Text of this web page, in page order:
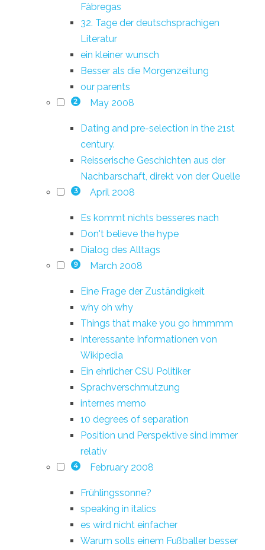
Fàbregas
32. Tage der deutschsprachigen
Literatur
ein kleiner wunsch
Besser als die Morgenzeitung
our parents
2 May 2008
Dating and pre-selection in the 21st
century.
Reisserische Geschichten aus der
Nachbarschaft, direkt von der Quelle
3 April 2008
Es kommt nichts besseres nach
Don't believe the hype
Dialog des Alltags
9 March 2008
Eine Frage der Zuständigkeit
why oh why
Things that make you go hmmmm
Interessante Informationen von
Wikipedia
Ein ehrlicher CSU Politiker
Sprachverschmutzung
internes memo
10 degrees of separation
Position und Perspektive sind immer
relativ
4 February 2008
Frühlingssonne?
speaking in italics
es wird nicht einfacher
Warum solls einem Fußballer besser